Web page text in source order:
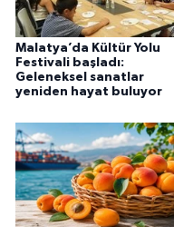
Malatya’da Kültür Yolu
Festivali başladı:
Geleneksel sanatlar
yeniden hayat buluyor